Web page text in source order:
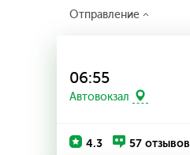
Отправление
06:55
Автовокзал
4.3 57 отзывов